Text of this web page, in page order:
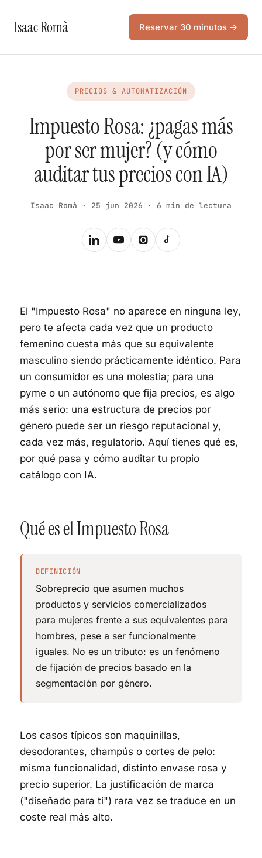
Isaac Romà Reservar 30 minutos →
PRECIOS & AUTOMATIZACIÓN
Impuesto Rosa: ¿pagas más
por ser mujer? (y cómo
auditar tus precios con IA)
Isaac Romà · 25 jun 2026 · 6 min de lectura
El "Impuesto Rosa" no aparece en ninguna ley,
pero te afecta cada vez que un producto
femenino cuesta más que su equivalente
masculino siendo prácticamente idéntico. Para
un consumidor es una molestia; para una
pyme o un autónomo que fija precios, es algo
más serio: una estructura de precios por
género puede ser un riesgo reputacional y,
cada vez más, regulatorio. Aquí tienes qué es,
por qué pasa y cómo auditar tu propio
catálogo con IA.
Qué es el Impuesto Rosa
DEFINICIÓN
Sobreprecio que asumen muchos
productos y servicios comercializados
para mujeres frente a sus equivalentes para
hombres, pese a ser funcionalmente
iguales. No es un tributo: es un fenómeno
de fijación de precios basado en la
segmentación por género.
Los casos típicos son maquinillas,
desodorantes, champús o cortes de pelo:
misma funcionalidad, distinto envase rosa y
precio superior. La justificación de marca
("diseñado para ti") rara vez se traduce en un
coste real más alto.